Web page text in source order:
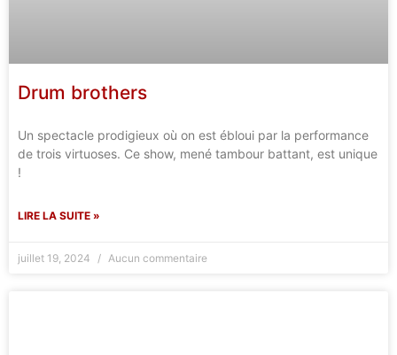
Drum brothers
Un spectacle prodigieux où on est ébloui par la performance
de trois virtuoses. Ce show, mené tambour battant, est unique
!
LIRE LA SUITE »
juillet 19, 2024 Aucun commentaire